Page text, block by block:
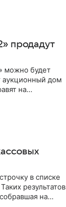
продадут
можно будет
аукционный дом
на
в списке
результатов
на